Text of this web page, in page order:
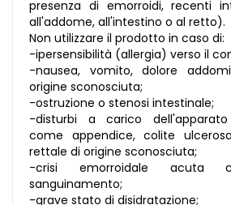
presenza di emorroidi, recenti
all'addome, all'intestino o al retto).
Non utilizzare il prodotto in caso di:
-ipersensibilità (allergia) verso il
-nausea, vomito, dolore
origine sconosciuta;
-ostruzione o stenosi intestinale;
-disturbi a carico dell'apparato
come appendice, colite
rettale di origine sconosciuta;
-crisi emorroidale acuta
sanguinamento;
-grave stato di disidratazione;